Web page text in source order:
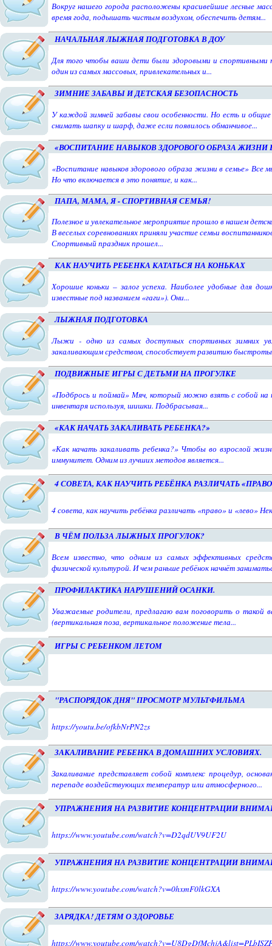
Вокруг нашего города расположены красивейшие лесные
время года, подышать чистым воздухом, обеспечить детям...
НАЧАЛЬНАЯ ЛЫЖНАЯ ПОДГОТОВКА В ДОУ
Для того чтобы ваши дети были здоровыми и
один из самых массовых, привлекательных и...
ЗИМНИЕ ЗАБАВЫ И ДЕТСКАЯ БЕЗОПАСНОСТЬ
У каждой зимней забавы свои особенности. Но есть и общие
снимать шапку и шарф, даже если появилось обманчивое...
«ВОСПИТАНИЕ НАВЫКОВ ЗДОРОВОГО ОБРАЗА ЖИЗНИ
«Воспитание навыков здорового образа жизни в семье»
Но что включается в это понятие, и как...
ПАПА, МАМА, Я - СПОРТИВНАЯ СЕМЬЯ!
Полезное и увлекательное мероприятие прошло в нашем
В веселых соревнованиях приняли участие семьи
Спортивный праздник прошел...
КАК НАУЧИТЬ РЕБЕНКА КАТАТЬСЯ НА КОНЬКАХ
Хорошие коньки – залог успеха. Наиболее удобные для
известные под названием «гаги»). Они...
ЛЫЖНАЯ ПОДГОТОВКА
Лыжи - одно из самых доступных спортивных зимних
закаливающим средством, способствует развитию
ПОДВИЖНЫЕ ИГРЫ С ДЕТЬМИ НА ПРОГУЛКЕ
«Подбрось и поймай» Мяч, который можно взять с собой на
инвентаря используя, шишки. Подбрасывая...
«КАК НАЧАТЬ ЗАКАЛИВАТЬ РЕБЕНКА?»
«Как начать закаливать ребенка?» Чтобы во взрослой
иммунитет. Одним из лучших методов является...
4 СОВЕТА, КАК НАУЧИТЬ РЕБЁНКА РАЗЛИЧАТЬ
4 совета, как научить ребёнка различать «право» и «лево»
В ЧЁМ ПОЛЬЗА ЛЫЖНЫХ ПРОГУЛОК?
Всем известно, что одним из самых эффективных
физической культурой. И чем раньше ребёнок начнёт
ПРОФИЛАКТИКА НАРУШЕНИЙ ОСАНКИ.
Уважаемые родители, предлагаю вам поговорить о такой
(вертикальная поза, вертикальное положение тела...
ИГРЫ С РЕБЕНКОМ ЛЕТОМ
"РАСПОРЯДОК ДНЯ" ПРОСМОТР МУЛЬТФИЛЬМА
https://youtu.be/ofkbNrPN2zs
ЗАКАЛИВАНИЕ РЕБЕНКА В ДОМАШНИХ УСЛОВИЯХ.
Закаливание представляет собой комплекс процедур,
перепаде воздействующих температур или атмосферного...
УПРАЖНЕНИЯ НА РАЗВИТИЕ КОНЦЕНТРАЦИИ
https://www.youtube.com/watch?v=D2qdUV9UF2U
УПРАЖНЕНИЯ НА РАЗВИТИЕ КОНЦЕНТРАЦИИ
https://www.youtube.com/watch?v=0hxmF0lkGXA
ЗАРЯДКА! ДЕТЯМ О ЗДОРОВЬЕ
https://www.youtube.com/